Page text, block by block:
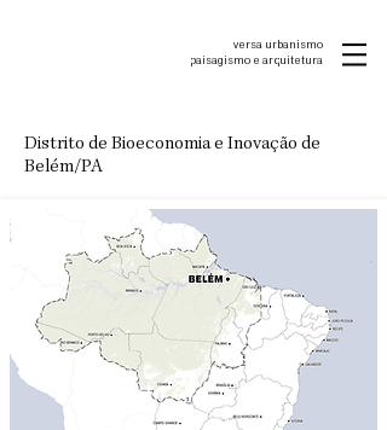
versa urbanismo
paisagismo e arquitetura
Distrito de Bioeconomia e Inovação de
Belém/PA